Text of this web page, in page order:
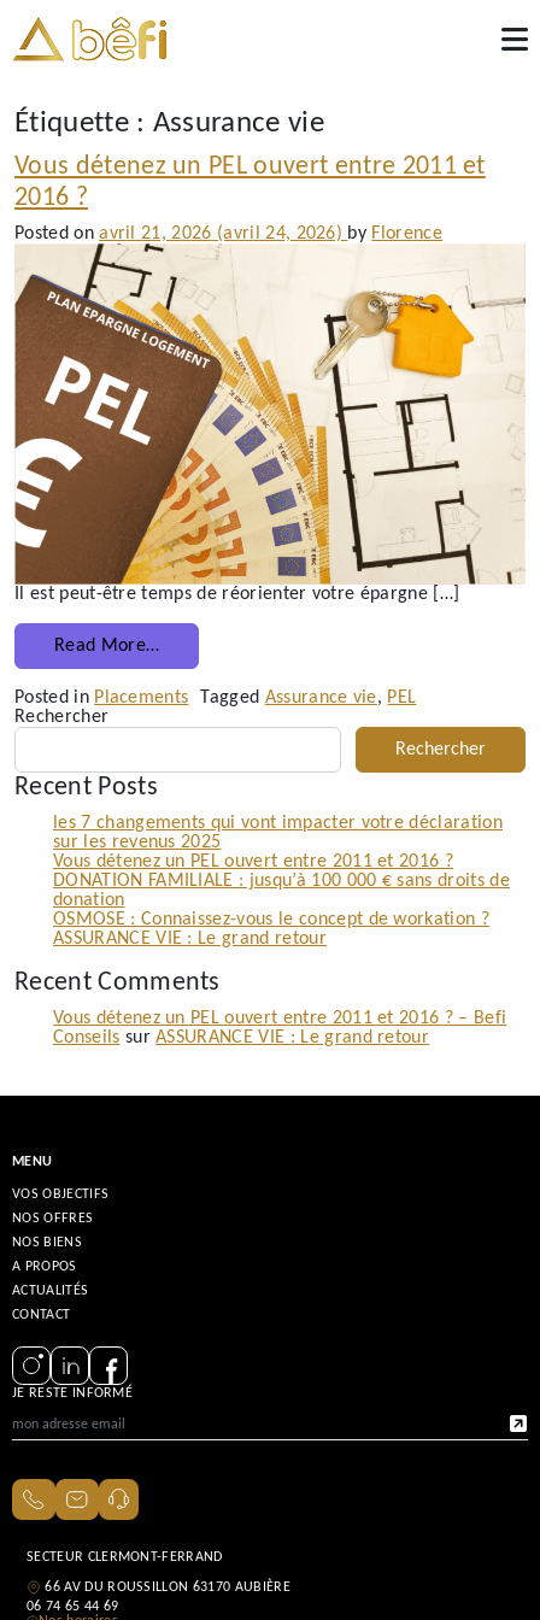
Étiquette : Assurance vie
Vous détenez un PEL ouvert entre 2011 et
2016 ?
Posted onavril 21, 2026 (avril 24, 2026) by Florence
Il est peut-être temps de réorienter votre épargne […]
Read More…from Vous détenez un PEL ouvert entre 2011
Posted in Placements Tagged Assurance vie, PEL
Rechercher
Rechercher
Recent Posts
les 7 changements qui vont impacter votre déclaration
sur les revenus 2025
Vous détenez un PEL ouvert entre 2011 et 2016 ?
DONATION FAMILIALE : jusqu’à 100 000 € sans droits de
donation
OSMOSE : Connaissez-vous le concept de workation ?
ASSURANCE VIE : Le grand retour
Recent Comments
Vous détenez un PEL ouvert entre 2011 et 2016 ? – Befi
Conseils surASSURANCE VIE : Le grand retour
MENU
VOS OBJECTIFS
NOS OFFRES
NOS BIENS
A PROPOS
ACTUALITÉS
CONTACT
JE RESTE INFORMÉ
SECTEUR CLERMONT-FERRAND
66 AV DU ROUSSILLON 63170 AUBIÈRE
06 74 65 44 69